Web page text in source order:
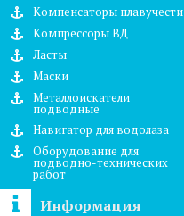
Компенсаторы плавучести
Компрессоры ВД
Ласты
Маски
Металлоискатели
подводные
Навигатор для водолаза
Оборудование для
подводно-технических
работ
Информация